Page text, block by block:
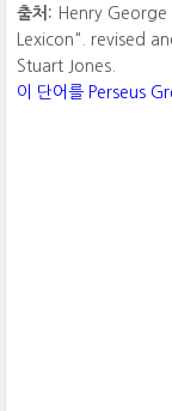
출처: Henry
Lexicon". revised
Stuart Jones.
이 단어를 Perseus